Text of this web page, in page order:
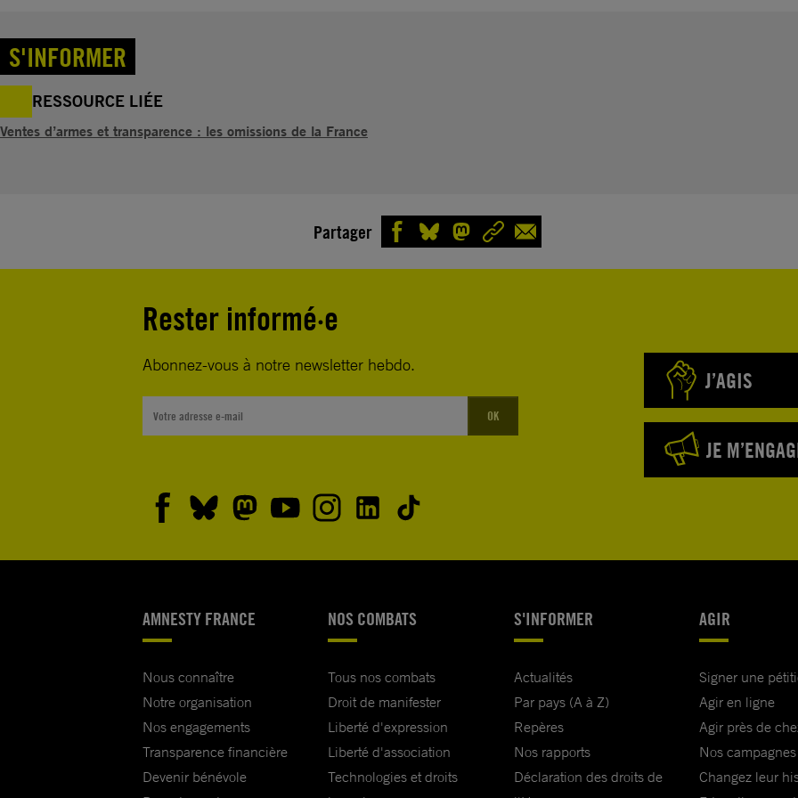
S'INFORMER
RESSOURCE LIÉE
Ventes d’armes et transparence : les omissions de la France
Partager
Rester informé·e
Abonnez-vous à notre newsletter hebdo.
OK
J’AGIS
JE
AMNESTY FRANCE
Nous connaître
Notre organisation
Nos engagements
Transparence financière
Devenir bénévole
NOS COMBATS
Tous nos combats
Droit de manifester
Liberté d'expression
Liberté d'association
Technologies et droits
S'INFORMER
Actualités
Par pays (A à Z)
Repères
Nos rapports
Déclaration des droits de
AGIR
Signer une
Agir en ligne
Agir près de
Nos campagnes
Changez leur